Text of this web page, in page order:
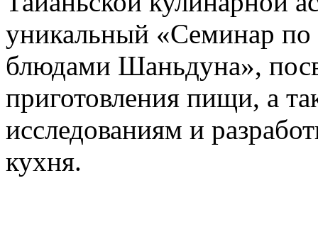
уникальный «Семинар
блюдами Шаньдуна»,
приготовления пищи, а
исследованиям и
кухня.